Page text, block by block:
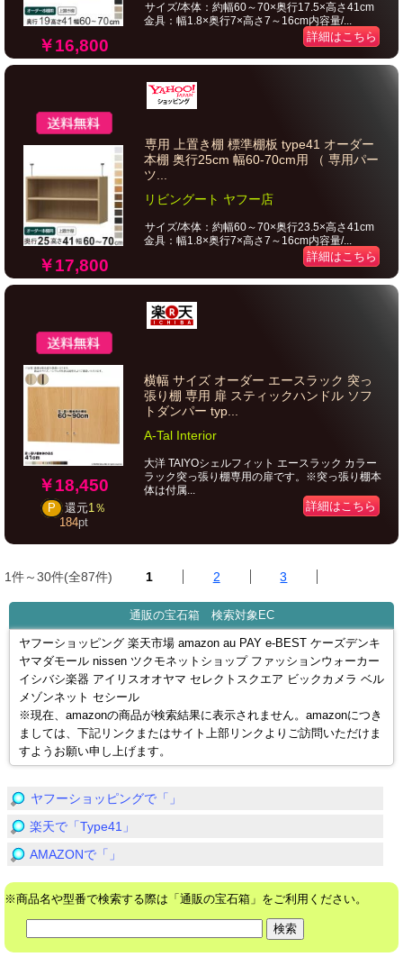
￥16,800
サイズ/本体：約幅60～70×奥行17.5×高さ41cm
金具：幅1.8×奥行7×高さ7～16cm内容量/...
詳細はこちら
￥17,800
専用 上置き棚 標準棚板 type41 オーダー
本棚 奥行25cm 幅60-70cm用 （ 専用パー
ツ...
リビングート ヤフー店
サイズ/本体：約幅60～70×奥行23.5×高さ41cm
金具：幅1.8×奥行7×高さ7～16cm内容量/...
詳細はこちら
￥18,450
P 還元1％
184pt
横幅 サイズ オーダー エースラック 突っ
張り棚 専用 扉 スティックハンドル ソフ
トダンパー typ...
A-Tal Interior
大洋 TAIYOシェルフィット エースラック カラー
ラック突っ張り棚専用の扉です。※突っ張り棚本
体は付属...
詳細はこちら
1件～30件(全87件) 1 2 3
通販の宝石箱 検索対象EC
ヤフーショッピング 楽天市場 amazon au PAY e-BEST ケーズデンキ
ヤマダモール nissen ツクモネットショップ ファッションウォーカー
イシバシ楽器 アイリスオオヤマ セレクトスクエア ビックカメラ ベル
メゾンネット セシール
※現在、amazonの商品が検索結果に表示されません。amazonにつき
ましては、下記リンクまたはサイト上部リンクよりご訪問いただけま
すようお願い申し上げます。
ヤフーショッピングで「」
楽天で「Type41」
AMAZONで「」
※商品名や型番で検索する際は「通販の宝石箱」をご利用ください。